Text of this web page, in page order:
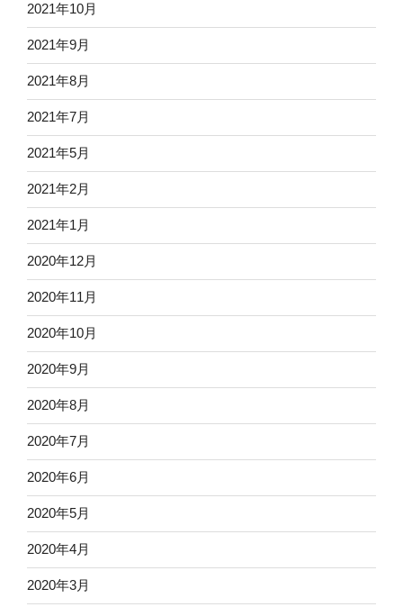
2021年10月
2021年9月
2021年8月
2021年7月
2021年5月
2021年2月
2021年1月
2020年12月
2020年11月
2020年10月
2020年9月
2020年8月
2020年7月
2020年6月
2020年5月
2020年4月
2020年3月